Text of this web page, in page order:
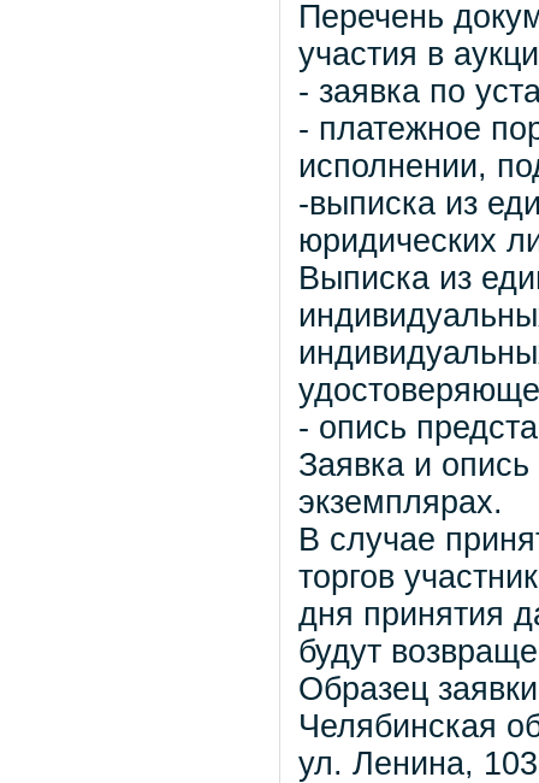
Перечень
участия в
- заявка по
- платежное
исполнении,
-выписка из
юридических
Выписка из
- опись
Заявка и
экземплярах.
В случае
торгов
дня принятия
будут
Образец
Челябинская
ул. Ленина,